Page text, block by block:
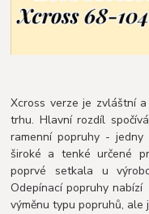
Xcross verze je zvláštní
trhu. Hlavní rozdíl
ramenní popruhy -
široké a tenké určené
poprvé setkala u
Odepínací popruhy
výměnu typu popruhů, ale